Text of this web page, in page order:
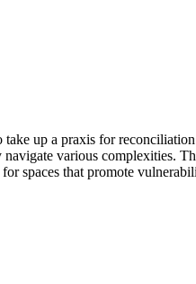
take up a praxis for
navigate various complexities.
spaces that promote